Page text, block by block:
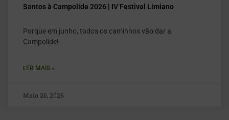
Santos à Campolide 2026 | IV Festival Limiano
Porque em junho, todos os caminhos vão dar a
Campolide!
LER MAIS »
Maio 26, 2026